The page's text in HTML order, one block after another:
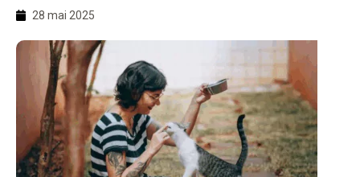
que chaque bruit signifie et comprendrez encore mieux votre
chat. Sur cette page, vous apprendrez : 1. Que signifie chaque
miaulement ? Les […]
28 mai 2025